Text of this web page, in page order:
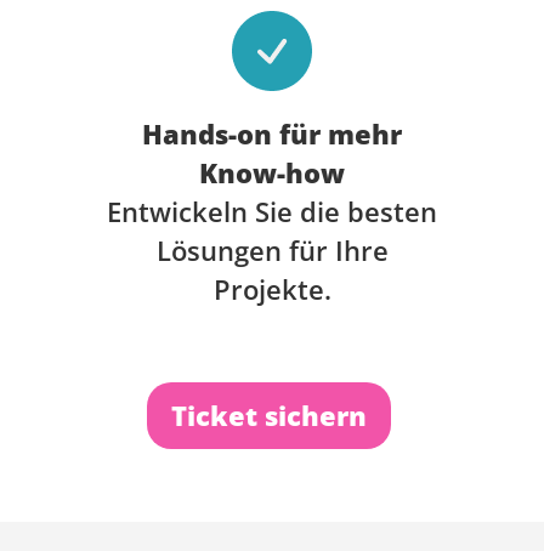
Hands-on für mehr
Know-how
Entwickeln Sie die besten
Lösungen für Ihre
Projekte.
Ticket sichern